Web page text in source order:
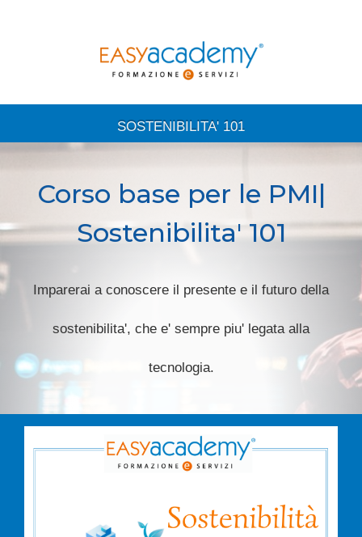
SOSTENIBILITA' 101
Corso base per le PMI|
Sostenibilita' 101
Imparerai a conoscere il presente e il futuro della
sostenibilita', che e' sempre piu' legata alla
tecnologia.